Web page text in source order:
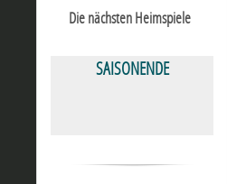
Die nächsten Heimspiele
SAISONENDE